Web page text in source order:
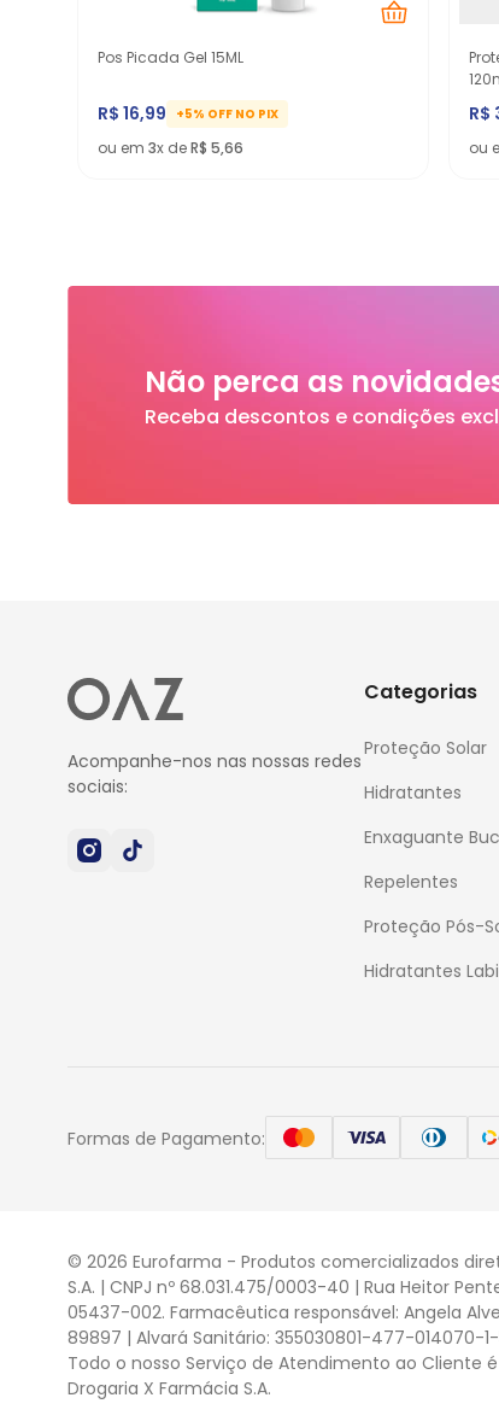
Pos Picada Gel 15ML
R$ 16,99 +5% OFF NO PIX
ou em3x deR$ 5,66
R$
ou
Não perca as
Receba descontos e condições
Acompanhe-nos nas nossas redes
sociais:
Categorias
Proteção Solar
Hidratantes
Enxaguante
Repelentes
Proteção Pós-
Hidratantes
Formas de Pagamento:
© 2026 Eurofarma - Produtos comercializados
S.A. | CNPJ nº 68.031.475/0003-40 | Rua Heitor
05437-002. Farmacêutica responsável: Angela
89897 | Alvará Sanitário: 355030801-477-014070-
Todo o nosso Serviço de Atendimento ao Cliente
Drogaria X Farmácia S.A.